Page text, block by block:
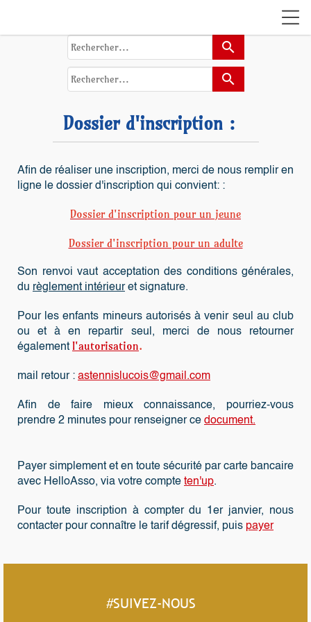
search
search
Dossier d'inscription :
Afin de réaliser une inscription, merci de nous remplir en
ligne le dossier d'inscription qui convient: :
Dossier d'inscription pour un jeune
Dossier d'inscription pour un adulte
Son renvoi vaut acceptation des conditions générales,
du règlement intérieuret signature.
Pour les enfants mineurs autorisés à venir seul au club
ou et à en repartir seul, merci de nous retourner
également l'autorisation.
mail retour : astennislucois@gmail.com
Afin de faire mieux connaissance, pourriez-vous
prendre 2 minutes pour renseigner ce document.
Payer simplement et en toute sécurité par carte bancaire
avec HelloAsso, via votre compte ten'up.
Pour toute inscription à compter du 1er janvier, nous
contacter pour connaître le tarif dégressif, puis payer
#SUIVEZ-NOUS